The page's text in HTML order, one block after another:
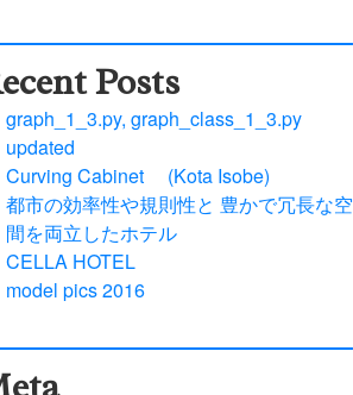
Posts
graph_1_3.py, graph_class_1_3.py
updated
Curving Cabinet (Kota Isobe)
都市の効率性や規則性と 豊かで冗長な空
間を両立したホテル
CELLA HOTEL
model pics 2016